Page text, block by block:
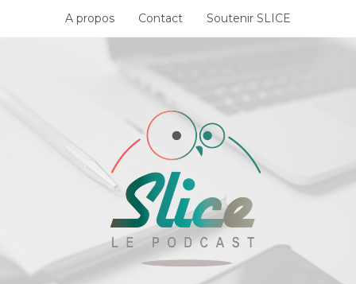
A propos Contact Soutenir SLICE